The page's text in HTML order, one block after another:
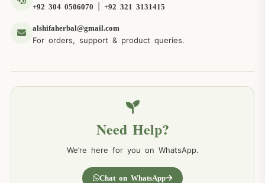
+92 304 0506070 +92 321 3131415
alshifaherbal@gmail.com
For orders, support & product queries.
Need Help?
We’re here for you on WhatsApp.
Chat on WhatsApp